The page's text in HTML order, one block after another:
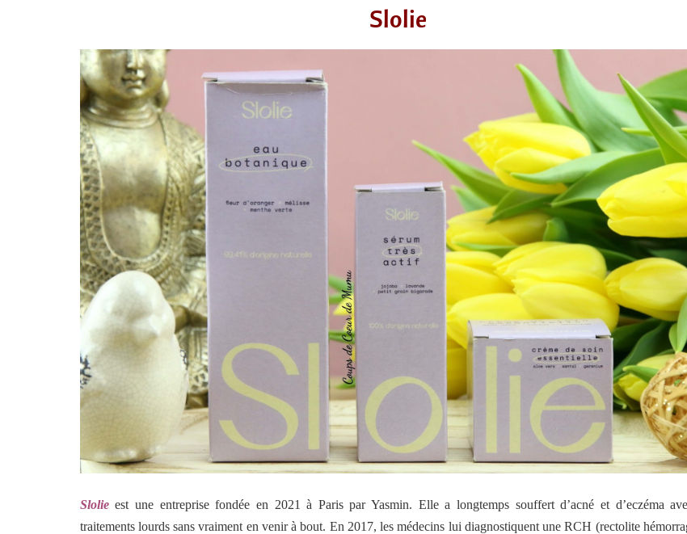
Slolie
Slolieest une entreprise fondée en 2021 à Paris par Yasmin. Elle a longtemps souffert d’acné et d’eczéma
traitements lourds sans vraiment en venir à bout. En 2017, les médecins lui diagnostiquent une RCH (rectolite